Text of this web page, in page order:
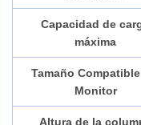
Capacidad de
máxima
Tamaño
Monitor
Altura de la